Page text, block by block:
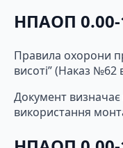
НПАОП
Правила охорони
висоті” (Наказ №62
Документ визначає
використання